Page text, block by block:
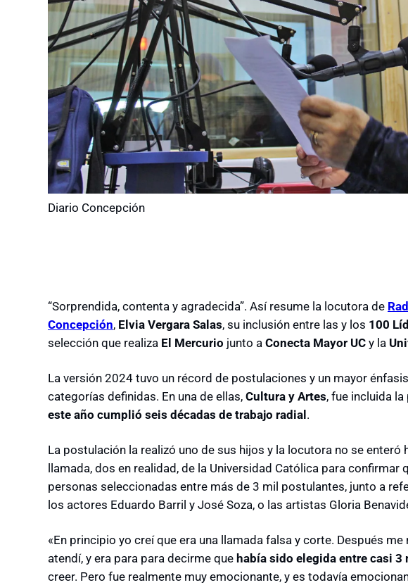
Diario Concepción
“Sorprendida, contenta y agradecida”. Así resume la locutora de
Concepción, Elvia Vergara Salas, su inclusión entre las y los 100
selección que realiza El Mercurio junto a Conecta Mayor UC y la
La versión 2024 tuvo un récord de postulaciones y un mayor
categorías definidas. En una de ellas, Cultura y Artes, fue incluida
este año cumplió seis décadas de trabajo radial .
La postulación la realizó uno de sus hijos y la locutora no se enteró
llamada, dos en realidad, de la Universidad Católica para confirmar
personas seleccionadas entre más de 3 mil postulantes, junto a
los actores Eduardo Barril y José Soza, o las artistas Gloria
«En principio yo creí que era una llamada falsa y corte. Después
atendí, y era para para decirme que había sido elegida entre casi 3
creer. Pero fue realmente muy emocionante, y es todavía